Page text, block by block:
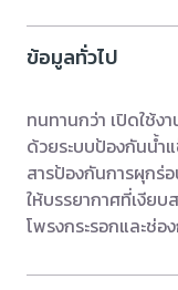
ข้อมูลทั่วไป
ทนทานกว่า เปิดใช้ง
ด้วยระบบป้องกันน้ำ
สารป้องกันการผุกร่
ให้บรรยากาศที่เงีย
โพรงกระรอกและช่อ